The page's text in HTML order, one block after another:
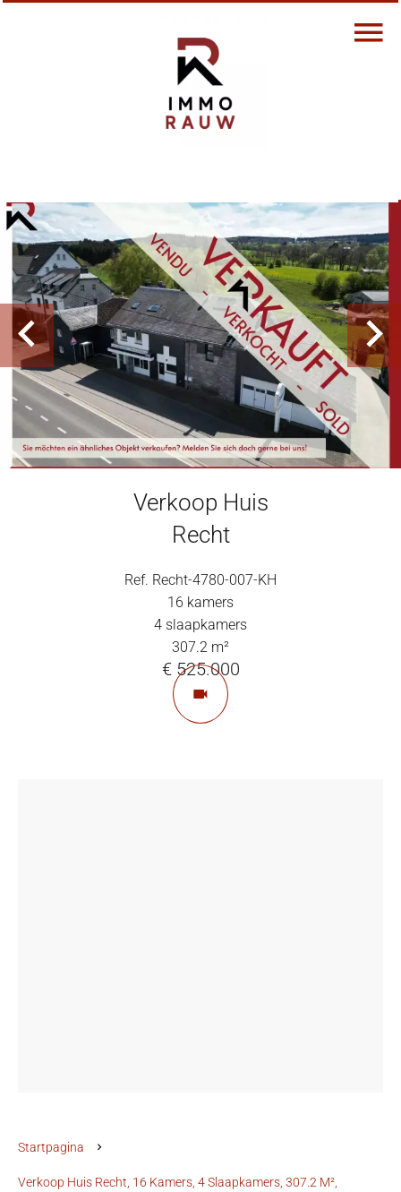
Verkoop Huis
Recht
Ref. Recht-4780-007-KH
16 kamers
4 slaapkamers
307.2 m²
€ 525.000
Startpagina
Verkoop Huis Recht, 16 Kamers, 4 Slaapkamers, 307.2 M²,